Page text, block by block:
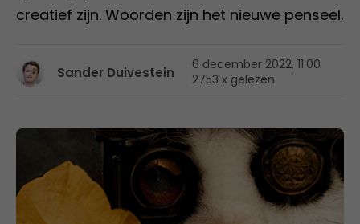
creatief zijn. Woorden zijn het nieuwe penseel.
Sander Duivestein
6 december 2022, 11:00
2753 x gelezen